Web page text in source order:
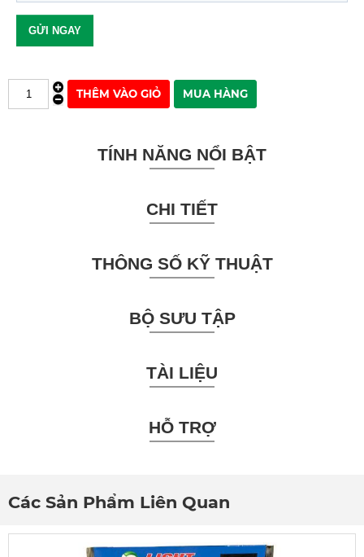
TÍNH NĂNG NỔI BẬT
CHI TIẾT
THÔNG SỐ KỸ THUẬT
BỘ SƯU TẬP
TÀI LIỆU
HỖ TRỢ
Các Sản Phẩm Liên Quan